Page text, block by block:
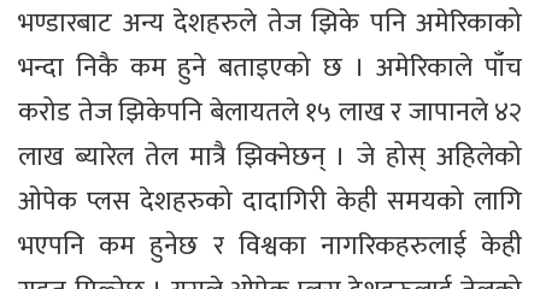
भण्डारबाट अन्य देशहरुले तेज झिके पनि अमेरिकाको
भन्दा निकै कम हुने बताइएको छ । अमेरिकाले पाँच
करोड तेज झिकेपनि बेलायतले १५ लाख र जापानले ४२
लाख ब्यारेल तेल मात्रै झिक्नेछन् । जे होस् अहिलेको
ओपेक प्लस देशहरुको दादागिरी केही समयको लागि
भएपनि कम हुनेछ र विश्वका नागरिकहरुलाई केही